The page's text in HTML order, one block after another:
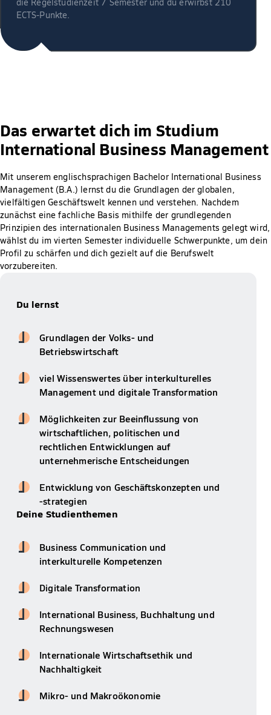
ECTS-Punkte.
Das erwartet dich im Studium
International Business Management
Mit unserem englischsprachigen Bachelor International Business
Management (B.A.) lernst du die Grundlagen der globalen,
vielfältigen Geschäftswelt kennen und verstehen. Nachdem
zunächst eine fachliche Basis mithilfe der grundlegenden
Prinzipien des internationalen Business Managements gelegt wird,
wählst du im vierten Semester individuelle Schwerpunkte, um dein
Profil zu schärfen und dich gezielt auf die Berufswelt
vorzubereiten.
Du lernst
Grundlagen der Volks- und
Betriebswirtschaft
viel Wissenswertes über interkulturelles
Management und digitale Transformation
Möglichkeiten zur Beeinflussung von
wirtschaftlichen, politischen und
rechtlichen Entwicklungen auf
unternehmerische Entscheidungen
Entwicklung von Geschäftskonzepten und
-strategien
Deine Studienthemen
Business Communication und
interkulturelle Kompetenzen
Digitale Transformation
International Business, Buchhaltung und
Rechnungswesen
Internationale Wirtschaftsethik und
Nachhaltigkeit
Mikro- und Makroökonomie